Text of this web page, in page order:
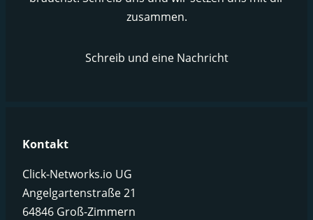
zusammen.
Schreib und eine Nachricht
Kontakt
Click-Networks.io UG
Angelgartenstraße 21
64846 Groß-Zimmern